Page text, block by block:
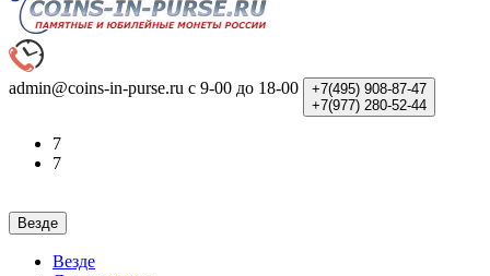
admin@coins-in-purse.ru с 9-00 до 18-00 +7(495) 908-87-47
+7(977) 280-52-44
7
7
Везде
Везде